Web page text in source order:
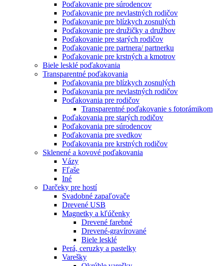
Poďakovanie pre súrodencov
Poďakovanie pre nevlastných rodičov
Poďakovanie pre blízkych zosnulých
Poďakovanie pre družičky a družbov
Poďakovanie pre starých rodičov
Poďakovanie pre partnera/ partnerku
Poďakovanie pre krstných a kmotrov
Biele lesklé poďakovania
Transparentné poďakovania
Poďakovania pre blízkych zosnulých
Poďakovania pre nevlastných rodičov
Poďakovania pre rodičov
Transparentné poďakovanie s fotorámikom
Poďakovania pre starých rodičov
Poďakovania pre súrodencov
Poďakovania pre svedkov
Poďakovania pre krstných rodičov
Sklenené a kovové poďakovania
Vázy
Fľaše
Iné
Darčeky pre hostí
Svadobné zapaľovače
Drevené USB
Magnetky a kľúčenky
Drevené farebné
Drevené-gravírované
Biele lesklé
Perá, ceruzky a pastelky
Varešky